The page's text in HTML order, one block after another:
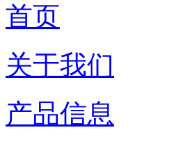
首页
关于我们
产品信息